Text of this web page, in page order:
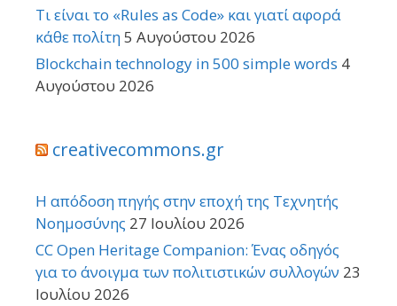
Τι είναι το «Rules as Code» και γιατί αφορά
κάθε πολίτη5 Αυγούστου 2026
Blockchain technology in 500 simple words 4
Αυγούστου 2026
creativecommons.gr
Η απόδοση πηγής στην εποχή της Τεχνητής
Νοημοσύνης 27 Ιουλίου 2026
CC Open Heritage Companion: Ένας οδηγός
για το άνοιγμα των πολιτιστικών συλλογών 23
Ιουλίου 2026